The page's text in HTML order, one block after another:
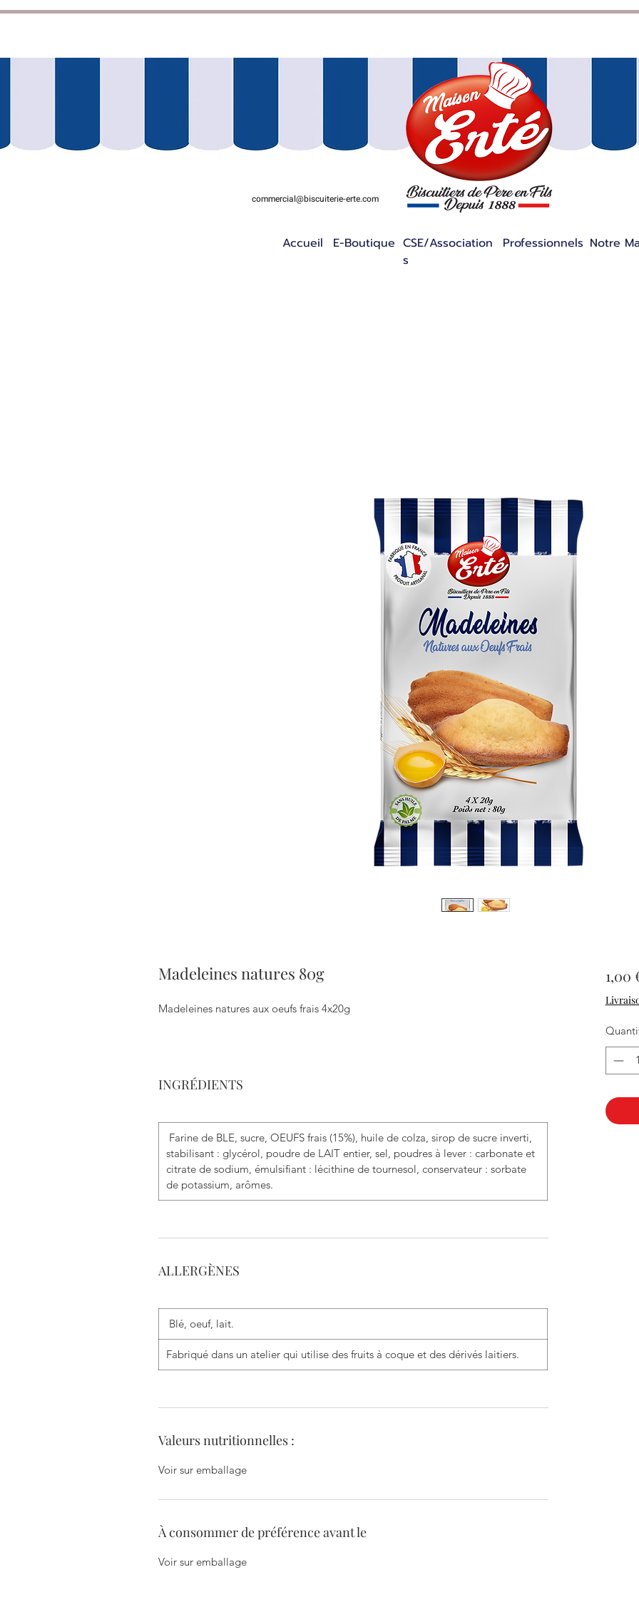
Accueil E-Boutique CSE/Association
s
Professionnels Notre
Madeleines natures 80g
Madeleines natures aux oeufs frais 4x20g
INGRÉDIENTS
Farine de BLE, sucre, OEUFS frais (15%), huile de colza, sirop de sucre inverti,
stabilisant : glycérol, poudre de LAIT entier, sel, poudres à lever : carbonate et
citrate de sodium, émulsifiant : lécithine de tournesol, conservateur : sorbate
de potassium, arômes.
ALLERGÈNES
Blé, oeuf, lait.
Fabriqué dans un atelier qui utilise des fruits à coque et des dérivés laitiers.
Valeurs nutritionnelles :
Voir sur emballage
À consommer de préférence avant le
Voir sur emballage
1,00
commercial@biscuiterie-erte.com